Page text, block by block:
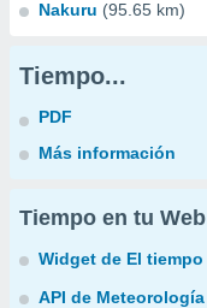
Nakuru (95.65 km)
Tiempo...
PDF
Más información
Tiempo en tu Web
Widget de El tiempo
API de Meteorología